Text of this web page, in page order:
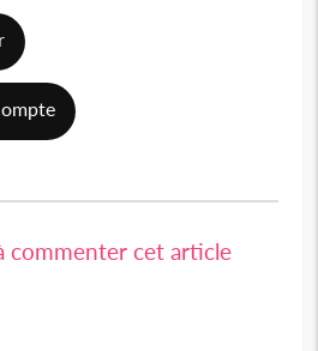
commenter cet article